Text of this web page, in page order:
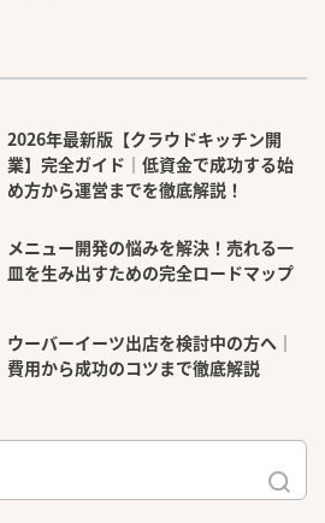
2026年最新版【クラウドキッチン開
業】完全ガイド｜低資金で成功する始
め方から運営までを徹底解説！
メニュー開発の悩みを解決！売れる一
皿を生み出すための完全ロードマップ
ウーバーイーツ出店を検討中の方へ｜
費用から成功のコツまで徹底解説